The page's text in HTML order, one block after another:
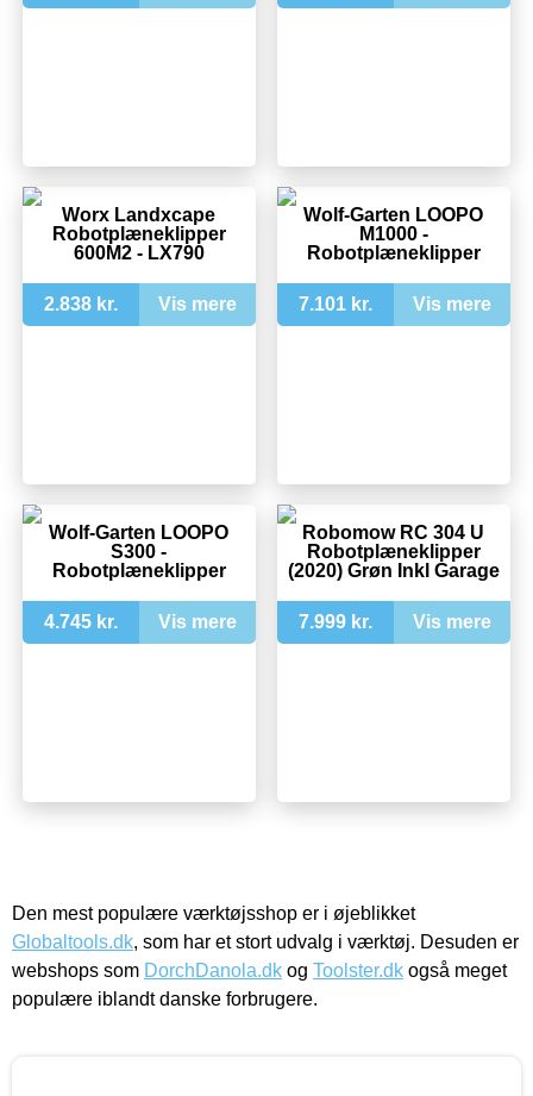
Worx Landxcape
Robotplæneklipper
600M2 - LX790
2.838 kr. Vis mere
Wolf-Garten LOOPO
M1000 -
Robotplæneklipper
7.101 kr. Vis mere
Wolf-Garten LOOPO
S300 -
Robotplæneklipper
4.745 kr. Vis mere
Robomow RC 304 U
Robotplæneklipper
(2020) Grøn Inkl Garage
7.999 kr. Vis mere
Den mest populære værktøjsshop er i øjeblikket
Globaltools.dk, som har et stort udvalg i værktøj. Desuden er
webshops som DorchDanola.dk og Toolster.dk også meget
populære iblandt danske forbrugere.